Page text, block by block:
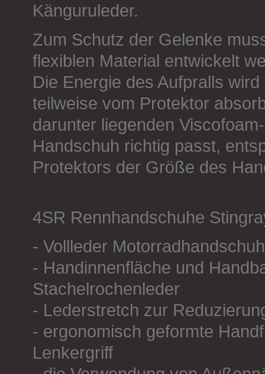
Känguruleder.
Zum Schutz der Gelenke
flexiblen Material entwickelt
Die Energie des Aufpralls
teilweise vom Protektor
darunter liegenden
Handschuh richtig passt,
Protektors der Größe des
4SR Rennhandschuhe
- Vollleder
- Handinnenfläche und
Stachelrochenleder
- Lederstretch zur
- ergonomisch geformte
Lenkergriff